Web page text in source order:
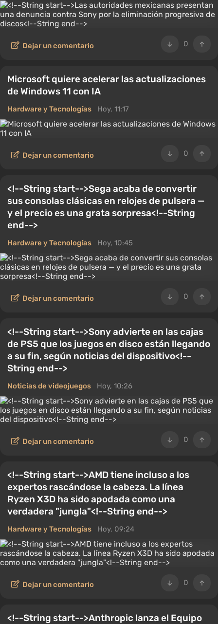
0
Dejar un comentario
Microsoft quiere acelerar las actualizaciones
de Windows 11 con IA
Hardware y Tecnologías Hoy, 11:17
0
Dejar un comentario
<!--String start-->Sega acaba de convertir
sus consolas clásicas en relojes de pulsera —
y el precio es una grata sorpresa<!--String
end-->
Hardware y Tecnologías Hoy, 10:45
0
Dejar un comentario
<!--String start-->Sony advierte en las cajas
de PS5 que los juegos en disco están llegando
a su fin, según noticias del dispositivo<!--
String end-->
Noticias de videojuegos Hoy, 10:26
0
Dejar un comentario
<!--String start-->AMD tiene incluso a los
expertos rascándose la cabeza. La línea
Ryzen X3D ha sido apodada como una
verdadera "jungla"<!--String end-->
Hardware y Tecnologías Hoy, 09:24
0
Dejar un comentario
<!--String start-->Anthropic lanza el Equipo